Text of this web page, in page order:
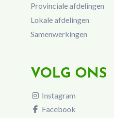
Provinciale afdelingen
Lokale afdelingen
Samenwerkingen
VOLG ONS
Instagram
Facebook